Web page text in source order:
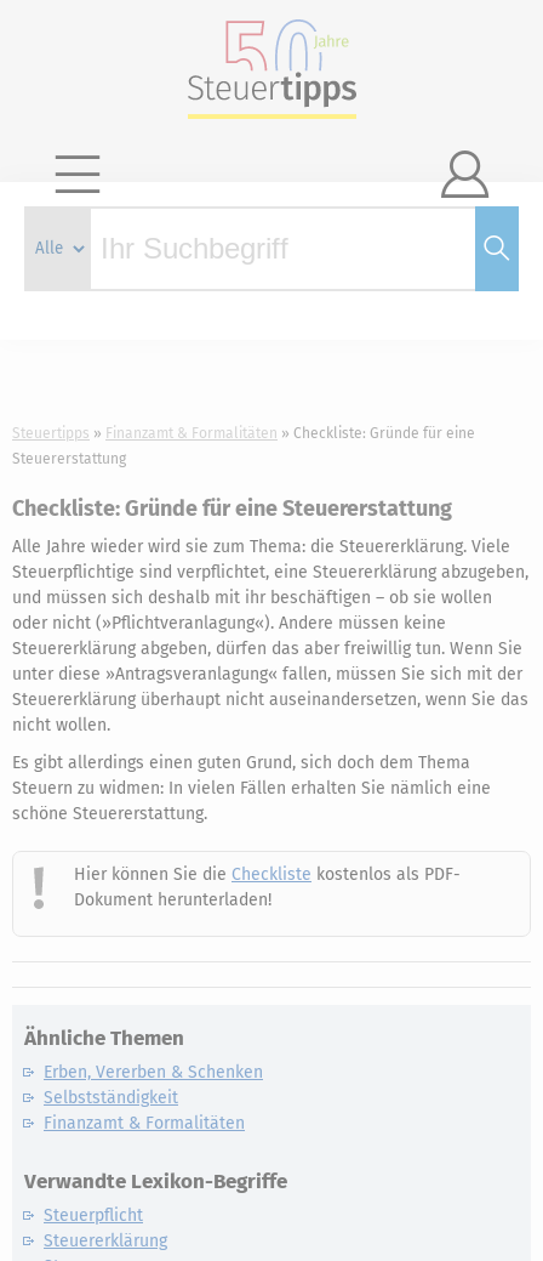

Steuertipps Finanzamt & Formalitäten
Checkliste: Gründe für eine
Steuererstattung
Checkliste: Gründe für eine Steuererstattung
Alle Jahre wieder wird sie zum Thema: die Steuererklärung. Viele
Steuerpflichtige sind verpflichtet, eine Steuererklärung abzugeben,
und müssen sich deshalb mit ihr beschäftigen – ob sie wollen
oder nicht (»Pflichtveranlagung«). Andere müssen keine
Steuererklärung abgeben, dürfen das aber freiwillig tun. Wenn Sie
unter diese »Antragsveranlagung« fallen, müssen Sie sich mit der
Steuererklärung überhaupt nicht auseinandersetzen, wenn Sie das
nicht wollen.
Es gibt allerdings einen guten Grund, sich doch dem Thema
Steuern zu widmen: In vielen Fällen erhalten Sie nämlich eine
schöne Steuererstattung.
Hier können Sie die Checkliste kostenlos als PDF-
Dokument herunterladen!
Ähnliche Themen
Erben, Vererben & Schenken
Selbstständigkeit
Finanzamt & Formalitäten
Verwandte Lexikon-Begriffe
Steuerpflicht
Steuererklärung